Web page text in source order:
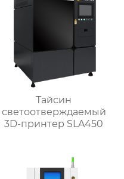
Тайсин
светоотверждаемый
3D-принтер SLA450